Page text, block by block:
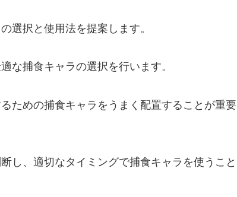
選択と使用法を提案します。
な捕食キャラの選択を行います。
ための捕食キャラをうまく配置することが重要
し、適切なタイミングで捕食キャラを使うこと